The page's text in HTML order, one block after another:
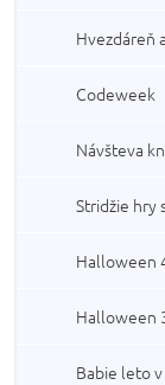
Hvezdáreň
Codeweek
Návšteva
Stridžie hry
Halloween
Halloween
Babie leto